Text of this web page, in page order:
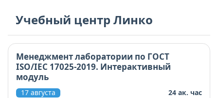
Учебный центр Линко
Менеджмент лаборатории по ГОСТ
ISO/IEC 17025-2019. Интерактивный
модуль
17 августа 24 ак. час